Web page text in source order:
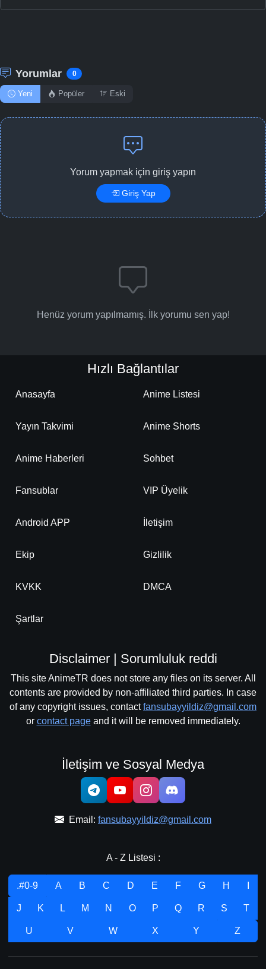
Yorumlar 0
Yeni Popüler Eski
Yorum yapmak için giriş yapın
Giriş Yap
Henüz yorum yapılmamış. İlk yorumu sen yap!
Hızlı Bağlantılar
Anasayfa Anime Listesi
Yayın Takvimi Anime Shorts
Anime Haberleri Sohbet
Fansublar VIP Üyelik
Android APP İletişim
Ekip Gizlilik
KVKK DMCA
Şartlar
Disclaimer | Sorumluluk reddi
This site AnimeTR does not store any files on its server. All
contents are provided by non-affiliated third parties. In case
of any copyright issues, contactfansubayyildiz@gmail.com
or contact pageand it will be removed immediately.
İletişim ve Sosyal Medya
Email: fansubayyildiz@gmail.com
A - Z Listesi :
.#0-9 A B C D E F G H
J K L M N O P Q R S T
U V W X Y Z